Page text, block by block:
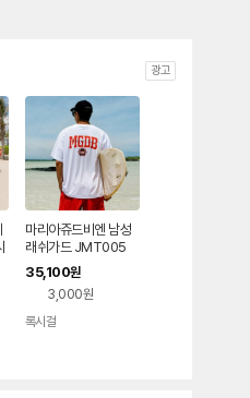
광고
마리아쥬드비엔 남성
래쉬가드 JMT005
35,100원
3,000원
록시걸